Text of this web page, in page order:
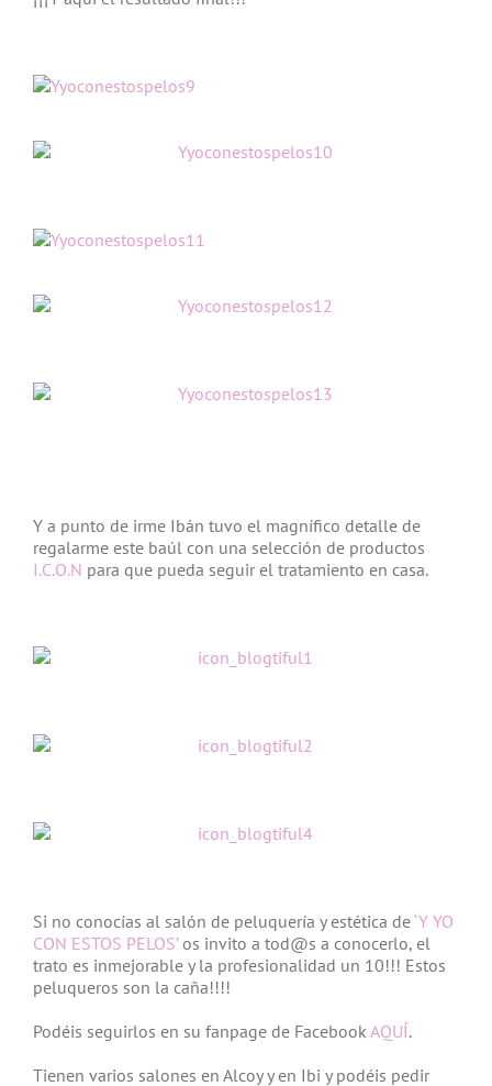
Y a punto de irme Ibán tuvo el magnífico detalle de
regalarme este baúl con una selección de productos
I.C.O.N para que pueda seguir el tratamiento en casa.
Si no conocías al salón de peluquería y estética de‘Y YO
CON ESTOS PELOS’os invito a tod@s a conocerlo, el
trato es inmejorable y la profesionalidad un 10!!! Estos
peluqueros son la caña!!!!
Podéis seguirlos en su fanpage de Facebook AQUÍ.
Tienen varios salones en Alcoy y en Ibi y podéis pedir